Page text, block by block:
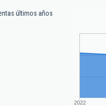
últimos años
2022